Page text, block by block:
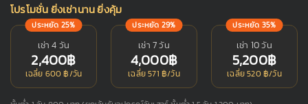
โปรโมชั่น ยิ่งเช่านาน ยิ่งคุ้ม
ประหยัด 25%
เช่า 4 วัน
2,400฿
เฉลี่ย 600 ฿/วัน
ประหยัด 29%
เช่า 7 วัน
4,000฿
เฉลี่ย 571 ฿/วัน
ประหยัด 35%
เช่า 10 วัน
5,200฿
เฉลี่ย 520 ฿/วัน